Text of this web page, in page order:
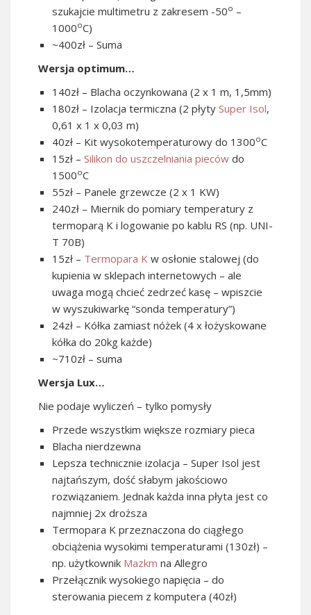
szukajcie multimetru z zakresem -50o –
1000oC)
~400zł – Suma
Wersja optimum…
140zł – Blacha oczynkowana (2 x 1 m, 1,5mm)
180zł – Izolacja termiczna (2 płyty Super Isol,
0,61 x 1 x 0,03 m)
40zł – Kit wysokotemperaturowy do 1300oC
15zł – Silikon do uszczelniania pieców do
1500oC
55zł – Panele grzewcze (2 x 1 KW)
240zł – Miernik do pomiary temperatury z
termoparą K i logowanie po kablu RS (np. UNI-
T 70B)
15zł – Termopara K w osłonie stalowej (do
kupienia w sklepach internetowych – ale
uwaga mogą chcieć zedrzeć kasę – wpiszcie
w wyszukiwarkę “sonda temperatury”)
24zł – Kółka zamiast nóżek (4 x łożyskowane
kółka do 20kg każde)
~710zł – suma
Wersja Lux…
Nie podaje wyliczeń – tylko pomysły
Przede wszystkim większe rozmiary pieca
Blacha nierdzewna
Lepsza technicznie izolacja – Super Isol jest
najtańszym, dość słabym jakościowo
rozwiązaniem. Jednak każda inna płyta jest co
najmniej 2x droższa
Termopara K przeznaczona do ciągłego
obciążenia wysokimi temperaturami (130zł) –
np. użytkownik Mazkm na Allegro
Przełącznik wysokiego napięcia – do
sterowania piecem z komputera (40zł)